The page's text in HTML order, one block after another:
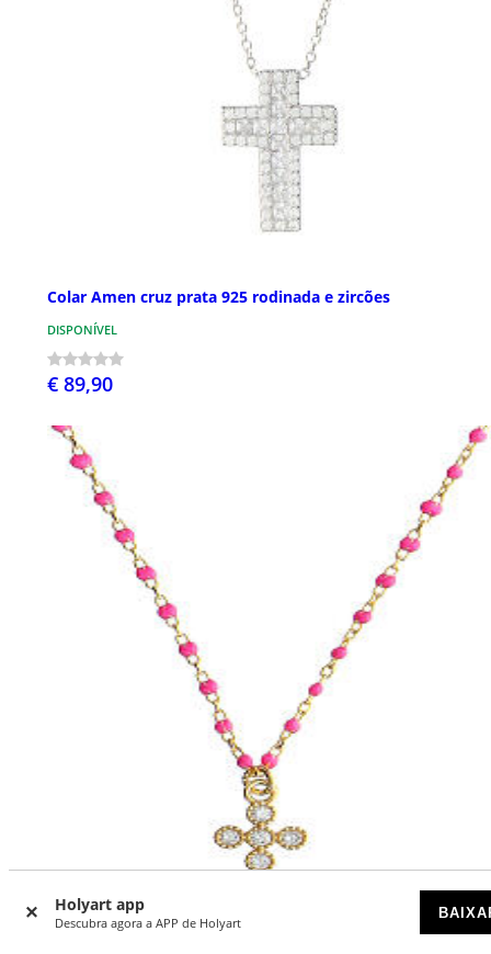
Holyart app
Descubra agora a APP de Holyart
Colar Amen cruz prata 925 rodinada e zircões
DISPONÍVEL
€ 89,90
Colar Benedictus contas esmalte fúcsia prata 925 dourada